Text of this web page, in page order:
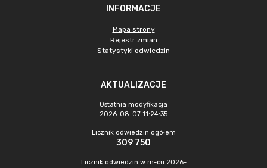
INFORMACJE
Mapa strony
Rejestr zmian
Statystyki odwiedzin
AKTUALIZACJE
Ostatnia modyfikacja
2026-08-07 11:24:35
Licznik odwiedzin ogółem
309 750
Licznik odwiedzin w m-cu 2026-